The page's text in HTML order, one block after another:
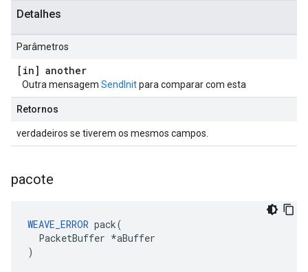
Detalhes
Parâmetros
[in] another
Outra mensagem SendInitpara comparar com esta
Retornos
verdadeiros se tiverem os mesmos campos.
pacote
WEAVE_ERROR pack(
  PacketBuffer *aBuffer
)